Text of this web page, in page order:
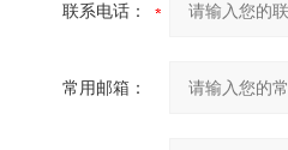
联系电话：
常用邮箱：